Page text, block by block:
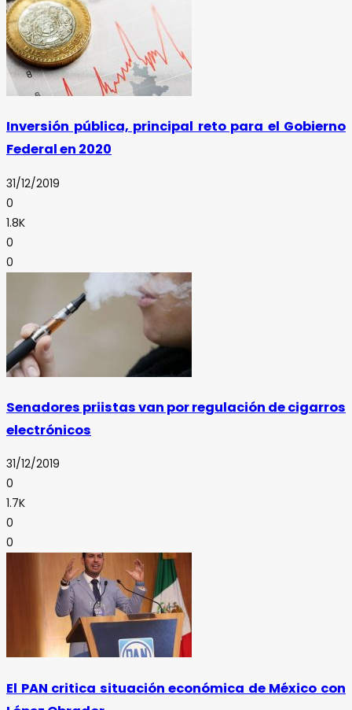
Inversión pública, principal reto para el Gobierno
Federal en 2020
31/12/2019
0
1.8K
0
0
Senadores priistas van por regulación de cigarros
electrónicos
31/12/2019
0
1.7K
0
0
El PAN critica situación económica de México con